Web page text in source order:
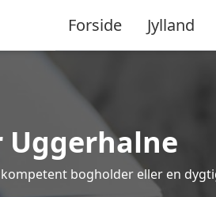
Forside Jylland
Uggerhalne
bogholder eller en